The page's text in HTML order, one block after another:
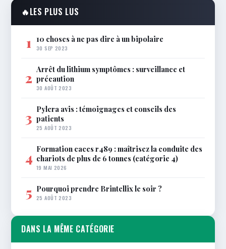
🔥LES PLUS LUS
1 10 choses à ne pas dire à un bipolaire
30 SEP 2023
2 Arrêt du lithium symptômes : surveillance et
précaution
30 AOÛT 2023
3 Pylera avis : témoignages et conseils des
patients
25 AOÛT 2023
4 Formation caces r489 : maîtrisez la conduite des
chariots de plus de 6 tonnes (catégorie 4)
19 MAI 2026
5 Pourquoi prendre Brintellix le soir ?
25 AOÛT 2023
DANS LA MÊME CATÉGORIE